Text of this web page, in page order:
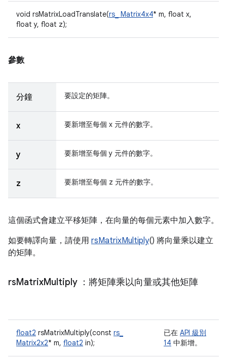
void rsMatrixLoadTranslate(rs_ Matrix4x4* m, float x,
float y, float z);
參數
分鐘 要設定的矩陣。
x 要新增至每個 x 元件的數字。
y 要新增至每個 y 元件的數字。
z 要新增至每個 z 元件的數字。
這個函式會建立平移矩陣，在向量的每個元素中加入數字。
如要轉譯向量，請使用 rsMatrixMultiply() 將向量乘以建立
的矩陣。
rsMatrixMultiply ：將矩陣乘以向量或其他矩陣
float2 rsMatrixMultiply(const rs_
Matrix2x2* m, float2 in);
已在 API 級別
14 中新增。